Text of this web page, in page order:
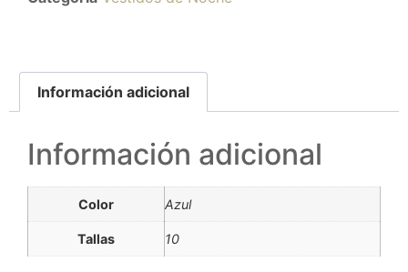
Información adicional
Información adicional
Color Azul
Tallas 10